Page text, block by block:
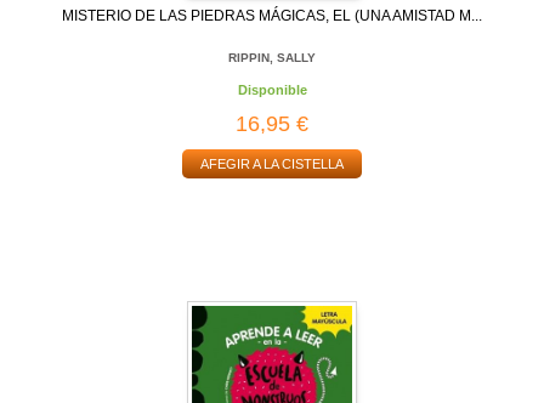
MISTERIO DE LAS PIEDRAS MÁGICAS, EL (UNA AMISTAD M...
RIPPIN, SALLY
Disponible
16,95 €
AFEGIR A LA CISTELLA